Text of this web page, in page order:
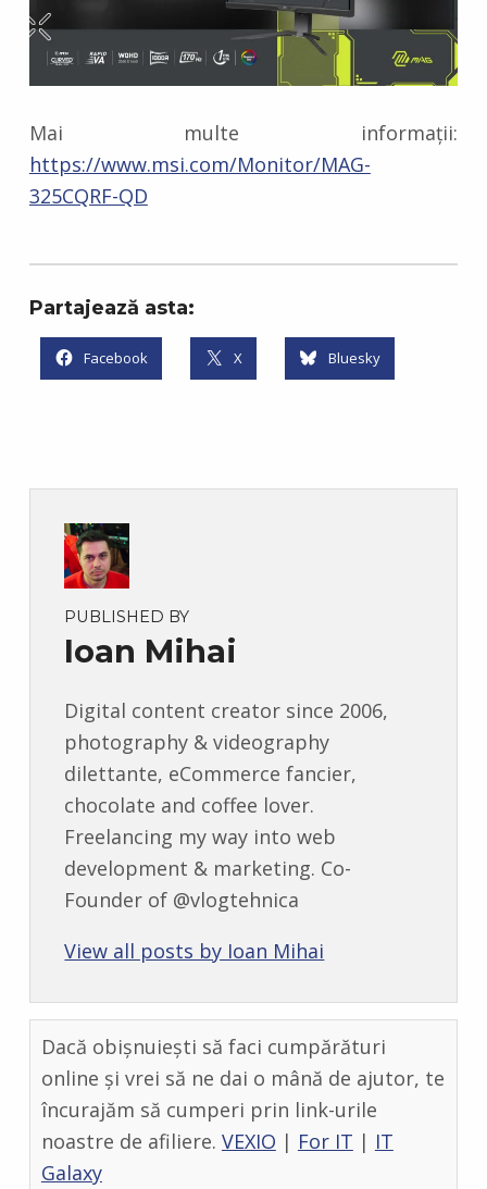
Mai multe informații:
https://www.msi.com/Monitor/MAG-
325CQRF-QD
Partajează asta:
Facebook X Bluesky
PUBLISHED BY
Ioan Mihai
Digital content creator since 2006,
photography & videography
dilettante, eCommerce fancier,
chocolate and coffee lover.
Freelancing my way into web
development & marketing. Co-
Founder of @vlogtehnica
View all posts by Ioan Mihai
Dacă obișnuiești să faci cumpărături
online și vrei să ne dai o mână de ajutor, te
încurajăm să cumperi prin link-urile
noastre de afiliere. VEXIO | For IT | IT
Galaxy